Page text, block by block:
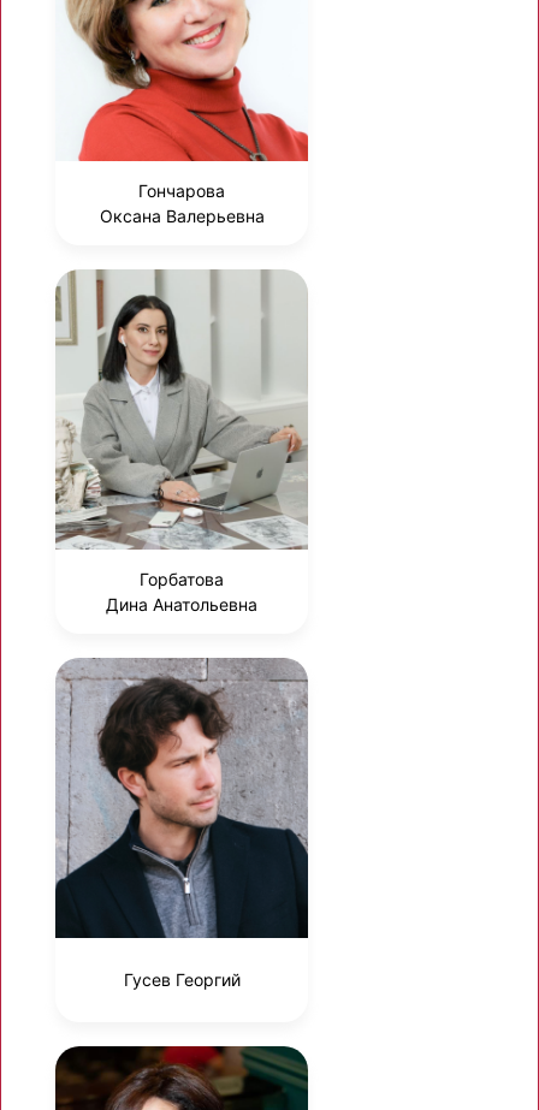
Гончарова
Оксана Валерьевна
Горбатова
Дина Анатольевна
Гусев Георгий